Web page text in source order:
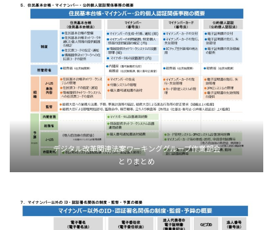
デジタル改革関連法案ワーキンググループ作業部会
とりまとめ